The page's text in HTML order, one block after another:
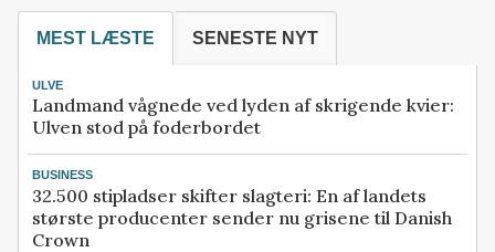
MEST LÆSTE SENESTE NYT
ULVE
Landmand vågnede ved lyden af skrigende kvier:
Ulven stod på foderbordet
BUSINESS
32.500 stipladser skifter slagteri: En af landets
største producenter sender nu grisene til Danish
Crown